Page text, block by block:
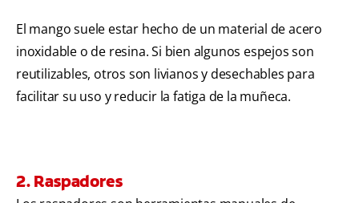
El mango suele estar hecho de un material de acero
inoxidable o de resina. Si bien algunos espejos son
reutilizables, otros son livianos y desechables para
facilitar su uso y reducir la fatiga de la muñeca.
2. Raspadores